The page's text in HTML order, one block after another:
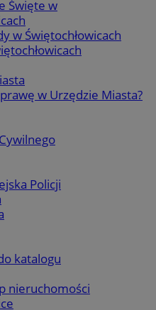
Święte w
w Świętochłowicach
w Urzędzie Miasta?
Policji
katalogu
nieruchomości